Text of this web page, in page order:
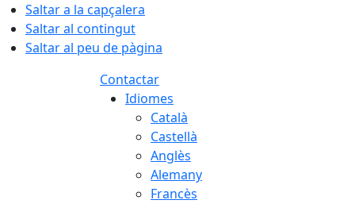
Saltar a la capçalera
Saltar al contingut
Saltar al peu de pàgina
Contactar
Idiomes
Català
Castellà
Anglès
Alemany
Francès